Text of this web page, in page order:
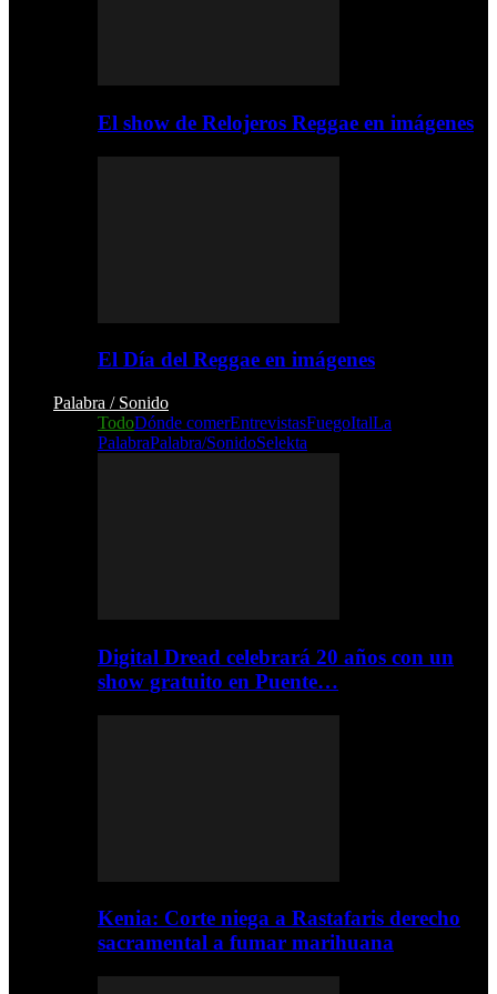
El show de Relojeros Reggae en imágenes
El Día del Reggae en imágenes
Palabra / Sonido
TodoDónde comerEntrevistasFuegoItalLa
PalabraPalabra/SonidoSelekta
Digital Dread celebrará 20 años con un
show gratuito en Puente…
Kenia: Corte niega a Rastafaris derecho
sacramental a fumar marihuana